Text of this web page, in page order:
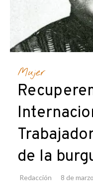
Mujer
de la
Redacción 8 de